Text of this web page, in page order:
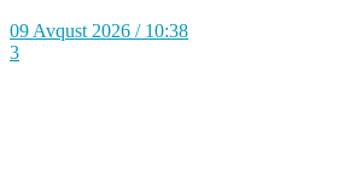
09 Avqust 2026 / 10:38
3